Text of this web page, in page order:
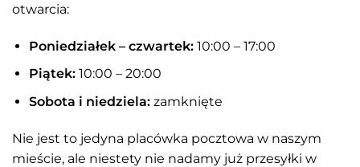
otwarcia:
Poniedziałek – czwartek:10:00 – 17:00
Piątek:10:00 – 20:00
Sobota i niedziela:zamknięte
Nie jest to jedyna placówka pocztowa w naszym
mieście, ale niestety nie nadamy już przesyłki w